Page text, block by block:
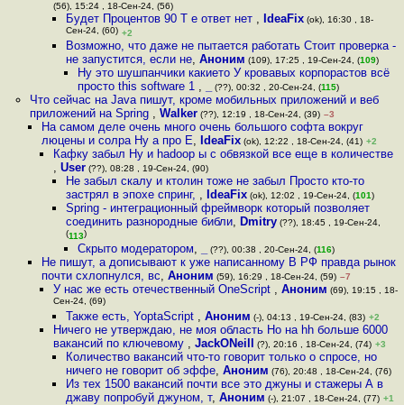
(56), 15:24 , 18-Сен-24, (56)
Будет Процентов 90 Т е ответ нет , IdeaFix(ok), 16:30 , 18-
Сен-24, (60) +2
Возможно, что даже не пытается работать Стоит проверка -
не запустится, если не, Аноним (109), 17:25 , 19-Сен-24, (109)
Ну это шушпанчики какието У кровавых корпорастов всё
просто this software 1 , (??), 00:32 , 20-Сен-24, (115)
Что сейчас на Java пишут, кроме мобильных приложений и веб
приложений на Spring , Walker(??), 12:19 , 18-Сен-24, (39) –3
На самом деле очень много очень большого софта вокруг
люцены и солра Ну а про E, IdeaFix(ok), 12:22 , 18-Сен-24, (41) +2
Кафку забыл Ну и hadoop ы с обвязкой все еще в количестве
,User (??), 08:28 , 19-Сен-24, (90)
Не забыл скалу и ктолин тоже не забыл Просто кто-то
застрял в эпохе спринг, , IdeaFix(ok), 12:02 , 19-Сен-24, (101)
Spring - интеграционный фреймворк который позволяет
соединить разнородные библи, Dmitry(??), 18:45 , 19-Сен-24,
(113)
Скрыто модератором, (??), 00:38 , 20-Сен-24, (116)
Не пишут, а дописывают к уже написанному В РФ правда рынок
почти схлопнулся, вс, Аноним (59), 16:29 , 18-Сен-24, (59) –7
У нас же есть отечественный OneScript ,Аноним (69), 19:15 , 18-
Сен-24, (69)
Также есть, YoptaScript , Аноним (-), 04:13 , 19-Сен-24, (83) +2
Ничего не утверждаю, не моя область Но на hh больше 6000
вакансий по ключевому ,JackONeill (?), 20:16 , 18-Сен-24, (74) +3
Количество вакансий что-то говорит только о спросе, но
ничего не говорит об эффе, Аноним (76), 20:48 , 18-Сен-24, (76)
Из тех 1500 вакансий почти все это джуны и стажеры А в
джаву попробуй джуном, т, Аноним (-), 21:07 , 18-Сен-24, (77) +1